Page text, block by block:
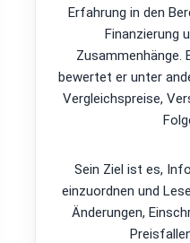
Erfahrung in den
Finanzierung
Zusammenhänge.
bewertet er unter
Vergleichspreise,
Sein Ziel ist es,
einzuordnen und
Änderungen,